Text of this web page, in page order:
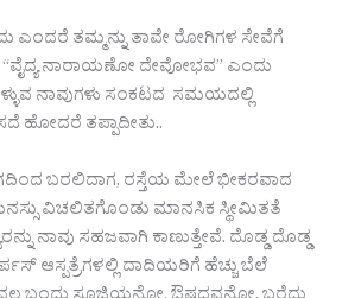
ಎಂದರೆ ತಮ್ಮನ್ನು ತಾವೇ ರೋಗಿಗಳ ಸೇವೆಗೆ
ನಾರಾಯಣೋ ದೇವೋಭವ” ಎಂದು
ನಾವುಗಳು ಸಂಕಟದ ಸಮಯದಲ್ಲಿ
ಹೋದರೆ ತಪ್ಪಾದೀತು..
ಬರಲಿದಾಗ, ರಸ್ತೆಯ ಮೇಲೆ ಭೀಕರವಾದ
ವಿಚಲಿತಗೊಂಡು ಮಾನಸಿಕ ಸ್ಥೀಮಿತತೆ
ನಾವು ಸಹಜವಾಗಿ ಕಾಣುತ್ತೇವೆ. ದೊಡ್ಡ ದೊಡ್ಡ
ಆಸ್ಪತ್ರೆಗಳಲ್ಲಿ ದಾದಿಯರಿಗೆ ಹೆಚ್ಚು ಬೆಲೆ